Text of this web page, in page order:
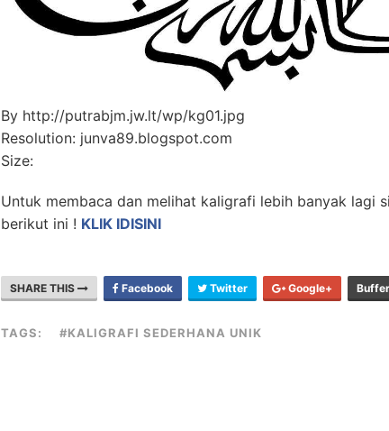
By http://putrabjm.jw.lt/wp/kg01.jpg
Resolution: junva89.blogspot.com
Size:
Untuk membaca dan melihat kaligrafi lebih banyak lagi
berikut ini ! KLIK IDISINI
SHARE THIS Facebook Twitter Google+ Buffer
TAGS: #KALIGRAFI SEDERHANA UNIK